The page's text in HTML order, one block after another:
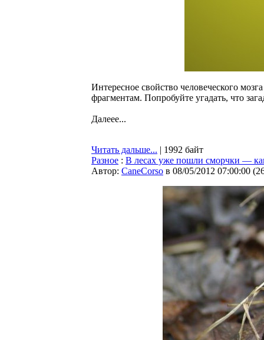
Интересное свойство человеческого
фрагментам. Попробуйте угадать, что
Далеее...
Читать дальше... | 1992 байт
Разное : В лесах уже пошли сморчки —
Автор: CaneCorso в 08/05/2012 07:00:00 (